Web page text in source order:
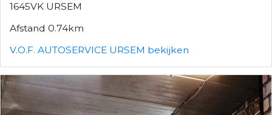
1645VK URSEM
Afstand 0.74km
V.O.F. AUTOSERVICE URSEM bekijken